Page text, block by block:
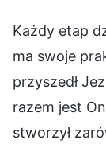
Każdy etap
ma swoje
przyszedł
razem jest
stworzył